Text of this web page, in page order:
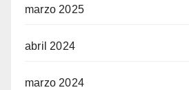
marzo 2025
abril 2024
marzo 2024